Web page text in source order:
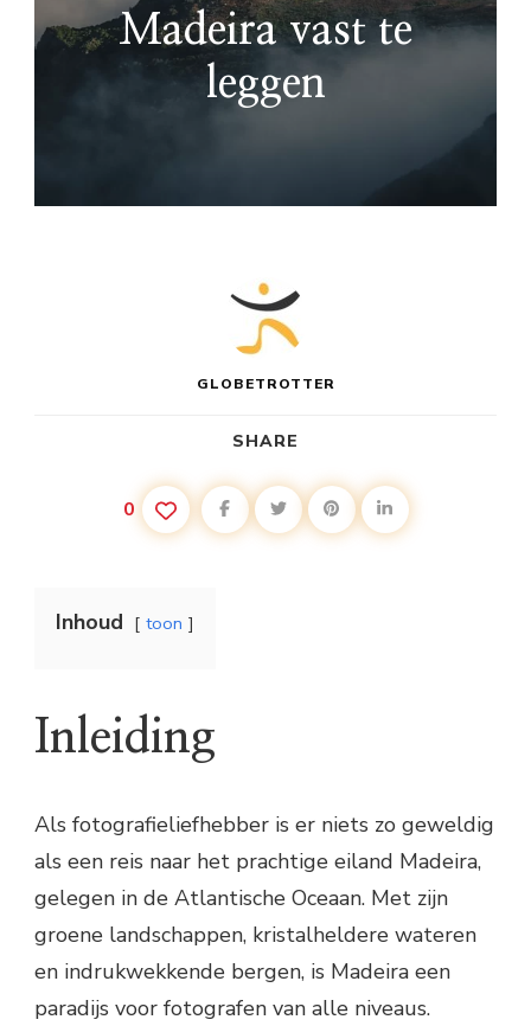
Madeira vast te
leggen
GLOBETROTTER
SHARE
0
Inhoud toon
Inleiding
Als fotografieliefhebber is er niets zo geweldig
als een reis naar het prachtige eiland Madeira,
gelegen in de Atlantische Oceaan. Met zijn
groene landschappen, kristalheldere wateren
en indrukwekkende bergen, is Madeira een
paradijs voor fotografen van alle niveaus.